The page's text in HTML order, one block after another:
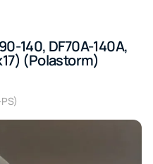
140, DF70A-140A,
(Polastorm)